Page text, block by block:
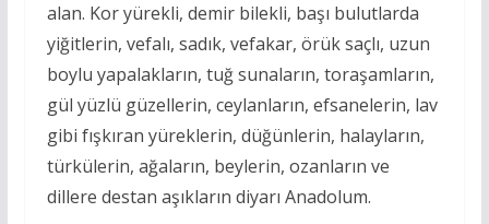
alan. Kor yürekli, demir bilekli, başı bulutlarda
yiğitlerin, vefalı, sadık, vefakar, örük saçlı, uzun
boylu yapalakların, tuğ sunaların, toraşamların,
gül yüzlü güzellerin, ceylanların, efsanelerin, lav
gibi fışkıran yüreklerin, düğünlerin, halayların,
türkülerin, ağaların, beylerin, ozanların ve
dillere destan aşıkların diyarı Anadolum.